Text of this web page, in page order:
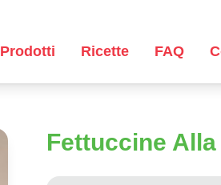
Prodotti Ricette FAQ
Fettuccine